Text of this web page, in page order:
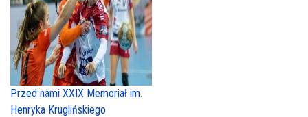
Przed nami XXIX Memoriał im.
Henryka Kruglińskiego